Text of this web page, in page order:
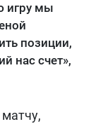
игру мы
позиции,
нас счет»,